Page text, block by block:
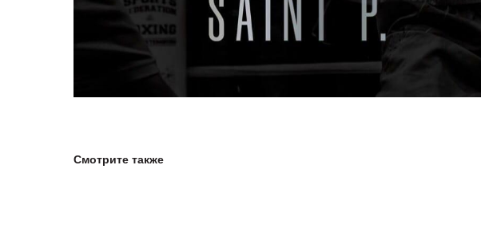
Смотрите также